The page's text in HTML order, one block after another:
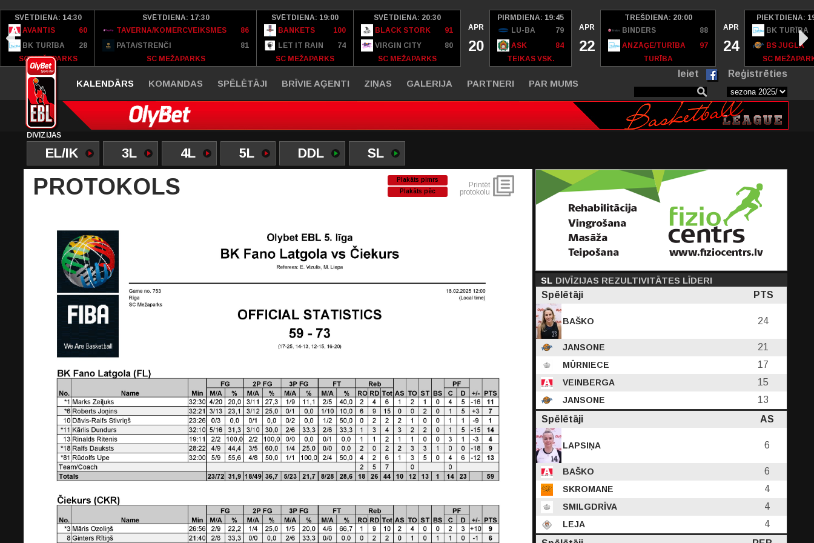
SVĒTDIENA: 14:30
AVANTIS
60
BK TURĪBA
28
SC MEŽAPARKS
SVĒTDIENA: 17:30
TAVERNA/KOMERCVEIKSMES
86
PATA/STRENČI
81
SC MEŽAPARKS
SVĒTDIENA: 19:00
BANKETS
100
LET IT RAIN
74
SC MEŽAPARKS
SVĒTDIENA: 20:30
BLACK STORK
91
VIRGIN CITY
80
SC MEŽAPARKS
APR
20
PIRMDIENA: 19:45
LU-BA
79
ASK
84
TEIKAS VSK.
APR
22
TREŠDIENA: 20:00
BINDERS
88
ANZĀĢE/TURĪBA
97
TURĪBA
APR
24
PIEKTDIENA:
BK TURĪBA
BS JUGLA
SC
KALENDĀRS KOMANDAS SPĒLĒTĀJI BRĪVIE AĢENTI ZIŅAS GALERIJA PARTNERI PAR MUMS
Ieiet Reģistrēties
DIVĪZIJAS
EL/IK 3L 4L 5L DDL SL
PROTOKOLS
Plakāts pimrs
Plakāts pēc
Printēt
protokolu
SL DIVĪZIJAS REZULTIVITĀTES LĪDERI
Spēlētāji
PTS
BAŠKO 24
JANSONE 21
MŪRNIECE 17
VEINBERGA 15
JANSONE
13
Spēlētāji
AS
LAPSIŅA 6
BAŠKO 6
SKROMANE 4
SMILGDRĪVA 4
LEJA
4